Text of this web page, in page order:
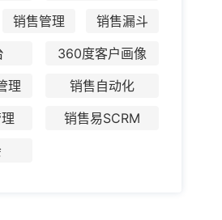
销售管理
销售漏斗
360度客户画像
理
销售自动化
销售易SCRM